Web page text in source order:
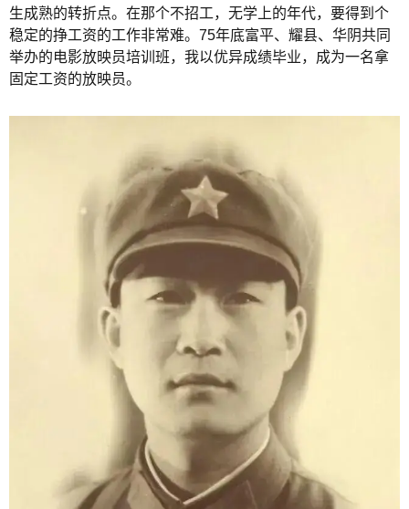
生成熟的转折点。在那个不招工，无学上的年代，要得到个
稳定的挣工资的工作非常难。75年底富平、耀县、华阴共同
举办的电影放映员培训班，我以优异成绩毕业，成为一名拿
固定工资的放映员。